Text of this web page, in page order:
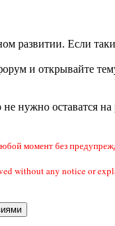
развитии. Если
и открывайте
нужно оставатся
момент без
without any notice or